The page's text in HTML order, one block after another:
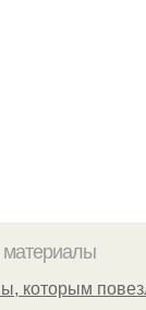
которым